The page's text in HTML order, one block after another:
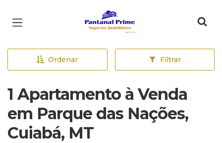
Página inicial
Ordenar Filtrar
1 Apartamento à Venda
em Parque das Nações,
Cuiabá, MT